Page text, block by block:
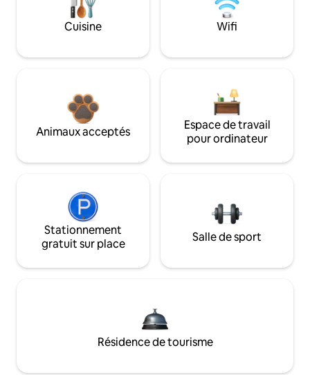
Cuisine Wifi
Animaux acceptés
Espace de travail
pour ordinateur
Stationnement
gratuit sur place
Salle de sport
Résidence de tourisme